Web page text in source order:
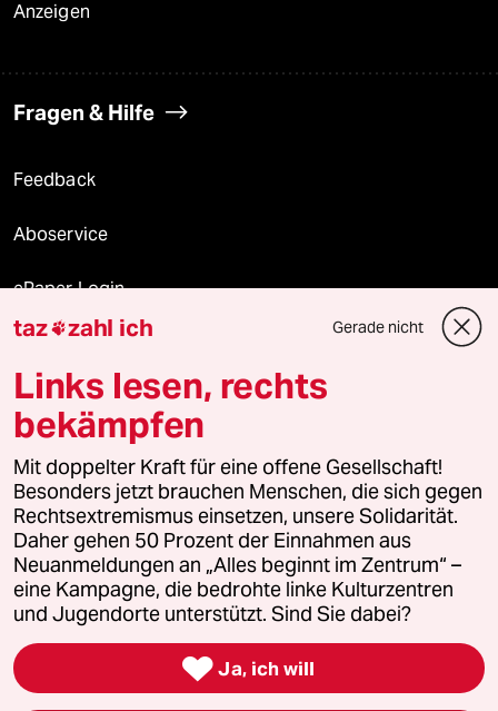
Anzeigen
Fragen & Hilfe
Feedback
Aboservice
ePaper Login
Downloads für Abonnierende
© 2026 taz Verlags und Vertriebs GmbH
Alle Rechte vorbehalten. Bei rechtlichen Fragen oder für Genehmigungen
wenden Sie sich bitte an
lizenzen@taz.de
Feedback Redaktionsstatut Kommune-Richtlinien
Leitlinie Informant Datenschutz Impressum AGB
Seitenwende Einwilligungen widerrufen (Ads)
taz zahl ich Gerade nicht
Links lesen, rechts
bekämpfen
Mit doppelter Kraft für eine offene Gesellschaft!
Besonders jetzt brauchen Menschen, die sich gegen
Rechtsextremismus einsetzen, unsere Solidarität.
Daher gehen 50 Prozent der Einnahmen aus
Neuanmeldungen an „Alles beginnt im Zentrum“ –
eine Kampagne, die bedrohte linke Kulturzentren
und Jugendorte unterstützt. Sind Sie dabei?
 Ja, ich will